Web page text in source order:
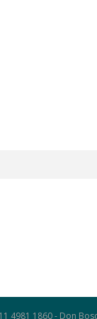
4981 1860 - Don